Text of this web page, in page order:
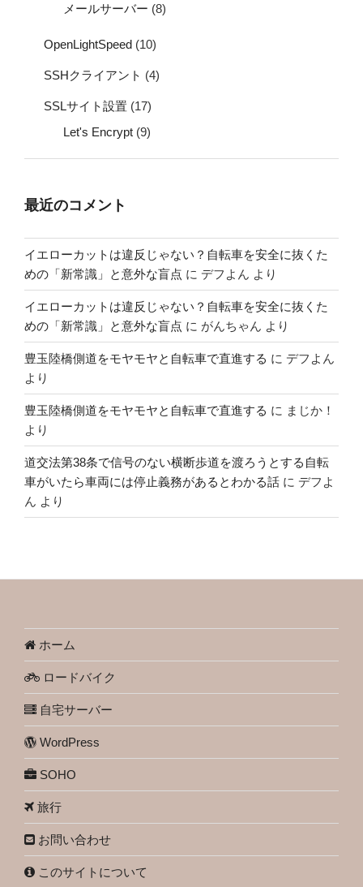
メールサーバー (8)
OpenLightSpeed (10)
SSHクライアント (4)
SSLサイト設置 (17)
Let's Encrypt (9)
最近のコメント
イエローカットは違反じゃない？自転車を安全に抜くた
めの「新常識」と意外な盲点 に デフよん より
イエローカットは違反じゃない？自転車を安全に抜くた
めの「新常識」と意外な盲点 に がんちゃん より
豊玉陸橋側道をモヤモヤと自転車で直進する に デフよん
より
豊玉陸橋側道をモヤモヤと自転車で直進する に まじか！
より
道交法第38条で信号のない横断歩道を渡ろうとする自転
車がいたら車両には停止義務があるとわかる話 に デフよ
ん より
ホーム
ロードバイク
自宅サーバー
WordPress
SOHO
旅行
お問い合わせ
このサイトについて